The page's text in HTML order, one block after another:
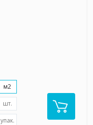
м2
шт.
упак.